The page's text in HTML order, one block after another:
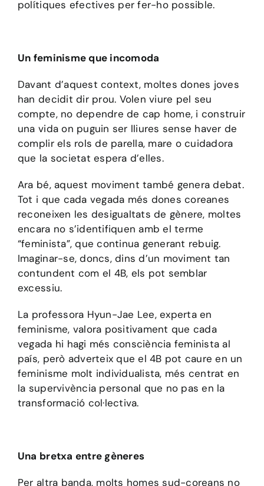
polítiques efectives per fer-ho possible.
Un feminisme que incomoda
Davant d’aquest context, moltes dones joves
han decidit dir prou. Volen viure pel seu
compte, no dependre de cap home, i construir
una vida on puguin ser lliures sense haver de
complir els rols de parella, mare o cuidadora
que la societat espera d’elles.
Ara bé, aquest moviment també genera debat.
Tot i que cada vegada més dones coreanes
reconeixen les desigualtats de gènere, moltes
encara no s’identifiquen amb el terme
“feminista”, que continua generant rebuig.
Imaginar-se, doncs, dins d’un moviment tan
contundent com el 4B, els pot semblar
excessiu.
La professora Hyun-Jae Lee, experta en
feminisme, valora positivament que cada
vegada hi hagi més consciència feminista al
país, però adverteix que el 4B pot caure en un
feminisme molt individualista, més centrat en
la supervivència personal que no pas en la
transformació col·lectiva.
Una bretxa entre gèneres
Per altra banda, molts homes sud-coreans no